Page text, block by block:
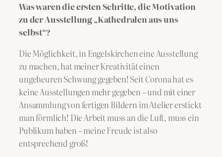
Was waren die ersten Schritte, die Motivation
zu der Ausstellung „Kathedralen aus uns
selbst“?​
​Die Möglichkeit, in Engelskirchen eine Ausstellung
zu machen, hat meiner Kreativität einen
ungeheuren Schwung gegeben! Seit Corona hat es
keine Ausstellungen mehr gegeben – und mit einer
Ansammlung von fertigen Bildern im Atelier erstickt
man förmlich! Die Arbeit muss an die Luft, muss ein
Publikum haben – meine Freude ist also
entsprechend groß!